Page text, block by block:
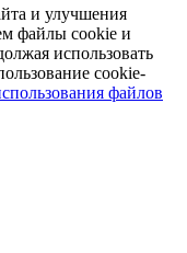
и улучшения
файлы cookie и
использовать
cookie-
файлов